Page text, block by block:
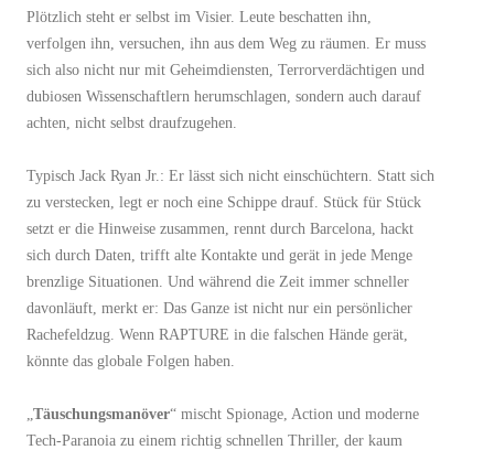
Plötzlich steht er selbst im Visier. Leute beschatten ihn,
verfolgen ihn, versuchen, ihn aus dem Weg zu räumen. Er muss
sich also nicht nur mit Geheimdiensten, Terrorverdächtigen und
dubiosen Wissenschaftlern herumschlagen, sondern auch darauf
achten, nicht selbst draufzugehen.
Typisch Jack Ryan Jr.: Er lässt sich nicht einschüchtern. Statt sich
zu verstecken, legt er noch eine Schippe drauf. Stück für Stück
setzt er die Hinweise zusammen, rennt durch Barcelona, hackt
sich durch Daten, trifft alte Kontakte und gerät in jede Menge
brenzlige Situationen. Und während die Zeit immer schneller
davonläuft, merkt er: Das Ganze ist nicht nur ein persönlicher
Rachefeldzug. Wenn RAPTURE in die falschen Hände gerät,
könnte das globale Folgen haben.
„Täuschungsmanöver“ mischt Spionage, Action und moderne
Tech-Paranoia zu einem richtig schnellen Thriller, der kaum